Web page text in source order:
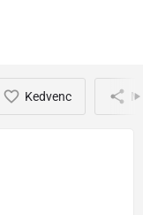
Kedvenc